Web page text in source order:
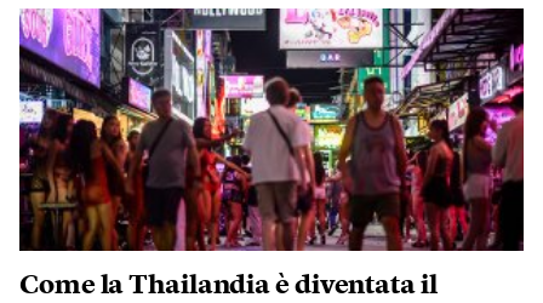
Come la Thailandia è diventata il